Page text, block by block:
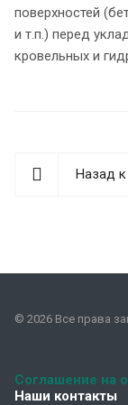
поверхностей
и т.п.) перед
кровельных и
Назад к
© 2026 Все права
Соглашение на
Наши контакты